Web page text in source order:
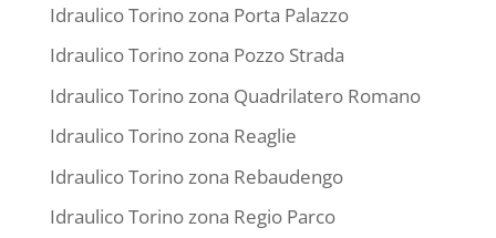
Idraulico Torino zona Porta Palazzo
Idraulico Torino zona Pozzo Strada
Idraulico Torino zona Quadrilatero Romano
Idraulico Torino zona Reaglie
Idraulico Torino zona Rebaudengo
Idraulico Torino zona Regio Parco